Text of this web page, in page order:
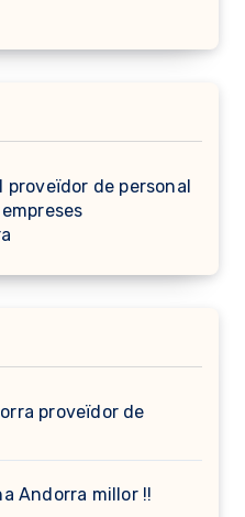
de personal
proveïdor de
Andorra millor !!